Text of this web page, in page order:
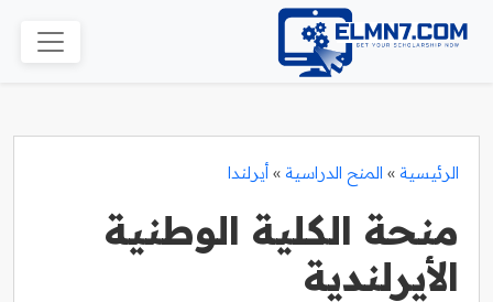
الرئيسية » المنح الدراسية » أيرلندا
منحة الكلية الوطنية
الأيرلندية